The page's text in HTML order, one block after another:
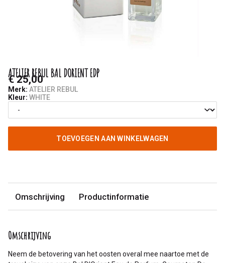
ATELIER REBUL BAL DORIENT EDP
€ 25,00
Merk: ATELIER REBUL
Kleur: WHITE
TOEVOEGEN AAN WINKELWAGEN
Omschrijving Productinformatie
Omschrijving
Neem de betovering van het oosten overal mee naartoe met de